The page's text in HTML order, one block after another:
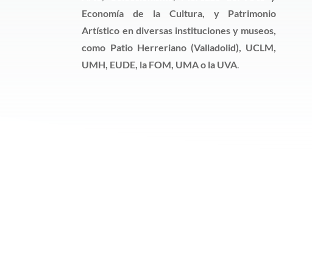
Economía de la Cultura, y Patrimonio
Artístico en diversas instituciones y museos,
como Patio Herreriano (Valladolid), UCLM,
UMH, EUDE, la FOM, UMA o la UVA.